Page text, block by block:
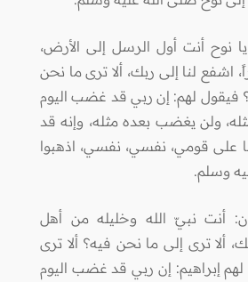
نوح أنت أول الرسل إلى الأرض،
اشفع لنا إلى ربك، ألا ترى ما نحن
فيقول لهم: إن ربي قد غضب اليوم
ولن يغضب بعده مثله، وإنه قد
على قومي، نفسي، نفسي، اذهبوا
وسلم.
أنت نبيّ الله وخليله من أهل
ألا ترى إلى ما نحن فيه؟ ألا ترى
لهم إبراهيم: إن ربي قد غضب اليوم